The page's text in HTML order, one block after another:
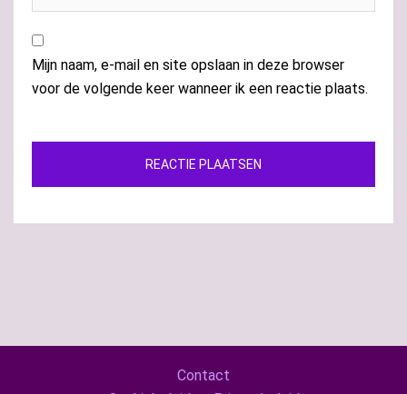
Mijn naam, e-mail en site opslaan in deze browser
voor de volgende keer wanneer ik een reactie plaats.
Contact